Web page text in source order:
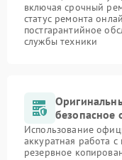
включая срочный
статус ремонта
постгарантийное
службы техники
безопасное
Использование
аккуратная работа
резервное